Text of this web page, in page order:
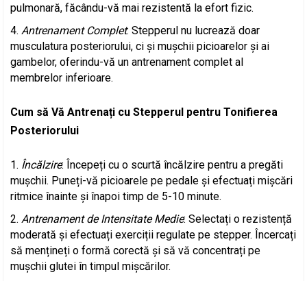
pulmonară, făcându-vă mai rezistentă la efort fizic.
Antrenament Complet: Stepperul nu lucrează doar
musculatura posteriorului, ci și mușchii picioarelor și ai
gambelor, oferindu-vă un antrenament complet al
membrelor inferioare.
Cum să Vă Antrenați cu Stepperul pentru Tonifierea
Posteriorului
Încălzire: Începeți cu o scurtă încălzire pentru a pregăti
mușchii. Puneți-vă picioarele pe pedale și efectuați mișcări
ritmice înainte și înapoi timp de 5-10 minute.
Antrenament de Intensitate Medie: Selectați o rezistență
moderată și efectuați exerciții regulate pe stepper. Încercați
să mențineți o formă corectă și să vă concentrați pe
mușchii glutei în timpul mișcărilor.